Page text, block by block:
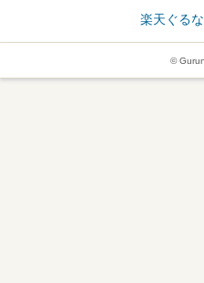
楽天ぐる
©